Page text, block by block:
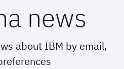
news
about IBM by email,